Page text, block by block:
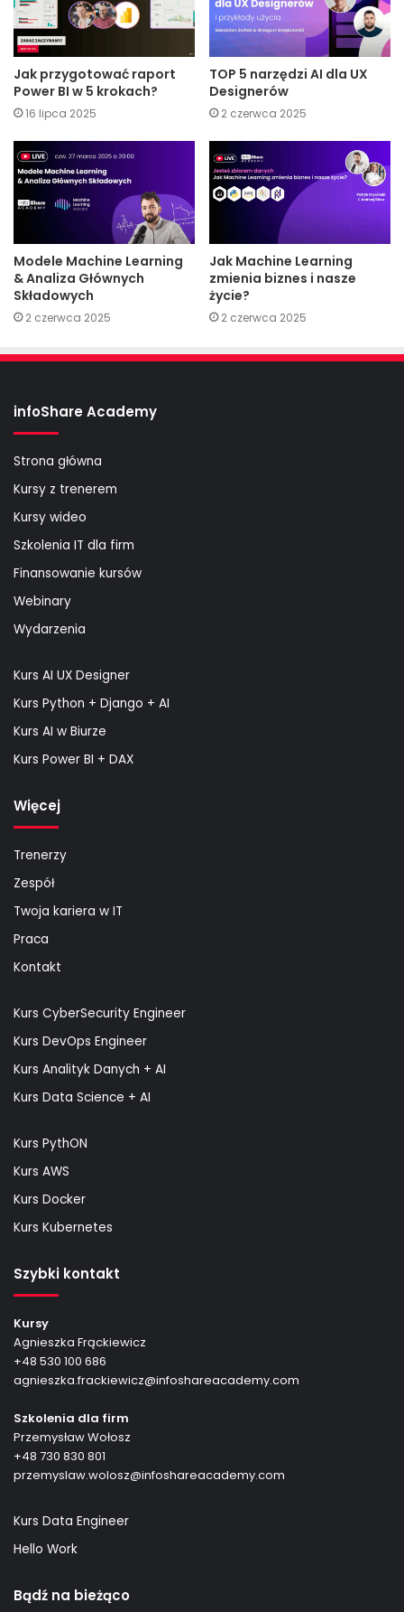
Jak przygotować raport
Power BI w 5 krokach?
16 lipca 2025
TOP 5 narzędzi AI dla UX
Designerów
2 czerwca 2025
Modele Machine Learning
& Analiza Głównych
Składowych
2 czerwca 2025
Jak Machine Learning
zmienia biznes i nasze
życie?
2 czerwca 2025
infoShare Academy
Strona główna
Kursy z trenerem
Kursy wideo
Szkolenia IT dla firm
Finansowanie kursów
Webinary
Wydarzenia
Kurs AI UX Designer
Kurs Python + Django + AI
Kurs AI w Biurze
Kurs Power BI + DAX
Więcej
Trenerzy
Zespół
Twoja kariera w IT
Praca
Kontakt
Kurs CyberSecurity Engineer
Kurs DevOps Engineer
Kurs Analityk Danych + AI
Kurs Data Science + AI
Kurs PythON
Kurs AWS
Kurs Docker
Kurs Kubernetes
Szybki kontakt
Kursy
Agnieszka Frąckiewicz
+48 530 100 686
agnieszka.frackiewicz@infoshareacademy.com
Szkolenia dla firm
Przemysław Wołosz
+48 730 830 801
przemyslaw.wolosz@infoshareacademy.com
Kurs Data Engineer
Hello Work
Bądź na bieżąco